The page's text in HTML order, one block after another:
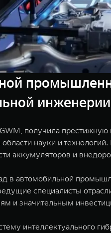
инженерии
получила
науки и
аккумуляторов и
в автомобильной
специалисты
и значительным
интеллектуального